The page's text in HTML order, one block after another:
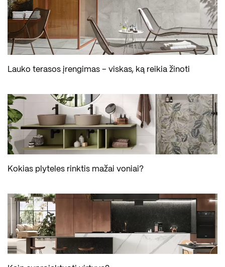
Lauko terasos įrengimas – viskas, ką reikia žinoti
Kokias plyteles rinktis mažai voniai?